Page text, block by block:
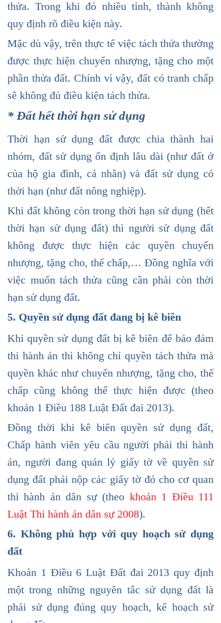
thửa. Trong khi đó nhiều tỉnh, thành không
quy định rõ điều kiện này.
Mặc dù vậy, trên thực tế việc tách thửa thường
được thực hiện chuyển nhượng, tặng cho một
phần thửa đất. Chính vì vậy, đất có tranh chấp
sẽ không đủ điều kiện tách thửa.
* Đất hết thời hạn sử dụng
Thời hạn sử dụng đất được chia thành hai
nhóm, đất sử dụng ổn định lâu dài (như đất ở
của hộ gia đình, cá nhân) và đất sử dụng có
thời hạn (như đất nông nghiệp).
Khi đất không còn trong thời hạn sử dụng (hết
thời hạn sử dụng đất) thì người sử dụng đất
không được thực hiện các quyền chuyển
nhượng, tặng cho, thế chấp,… Đồng nghĩa với
việc muốn tách thửa cũng cần phải còn thời
hạn sử dụng đất.
5. Quyền sử dụng đất đang bị kê biên
Khi quyền sử dụng đất bị kê biên để bảo đảm
thi hành án thì không chỉ quyền tách thửa mà
quyền khác như chuyển nhượng, tặng cho, thế
chấp cũng không thể thực hiện được (theo
khoản 1 Điều 188 Luật Đất đai 2013).
Đồng thời khi kê biên quyền sử dụng đất,
Chấp hành viên yêu cầu người phải thi hành
án, người đang quản lý giấy tờ về quyền sử
dụng đất phải nộp các giấy tờ đó cho cơ quan
thi hành án dân sự (theo khoản 1 Điều 111
Luật Thi hành án dân sự 2008).
6. Không phù hợp với quy hoạch sử dụng
đất
Khoản 1 Điều 6 Luật Đất đai 2013 quy định
một trong những nguyên tắc sử dụng đất là
phải sử dụng đúng quy hoạch, kế hoạch sử